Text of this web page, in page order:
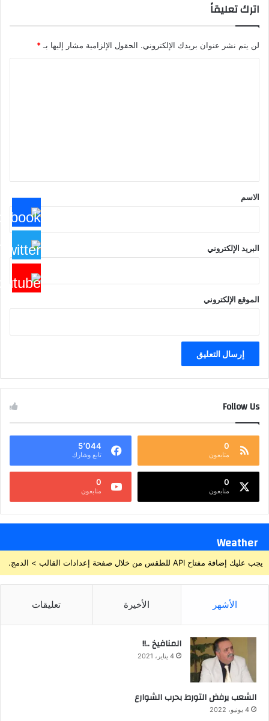
اترك تعليقاً
لن يتم نشر عنوان بريدك الإلكتروني. الحقول الإلزامية مشار إليها بـ *
*
الاسم
البريد الإلكتروني
الموقع الإلكتروني
Follow Us
0
متابعون
5٬044
تابع وشارك
0
متابعون
0
متابعون
Weather
يجب عليك إضافة مفتاح API للطقس من خلال صفحة إعدادات القالب > الدمج.
الأشهر الأخيرة تعليقات
المنافيخ ..!!
4 يناير، 2021
الشعب يرفض التورط بحرب الشوارع
4 يونيو، 2022